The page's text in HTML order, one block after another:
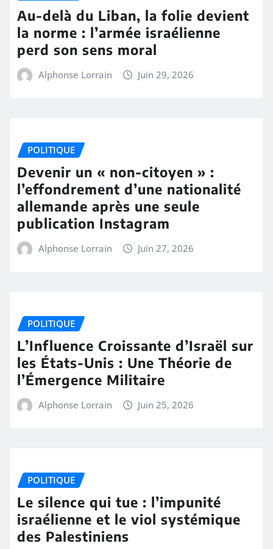
Au-delà du Liban, la folie devient
la norme : l’armée israélienne
perd son sens moral
Alphonse Lorrain Juin 29, 2026
POLITIQUE
Devenir un « non-citoyen » :
l’effondrement d’une nationalité
allemande après une seule
publication Instagram
Alphonse Lorrain Juin 27, 2026
POLITIQUE
L’Influence Croissante d’Israël sur
les États-Unis : Une Théorie de
l’Émergence Militaire
Alphonse Lorrain Juin 25, 2026
POLITIQUE
Le silence qui tue : l’impunité
israélienne et le viol systémique
des Palestiniens